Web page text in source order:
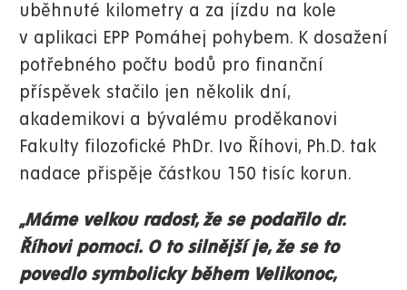
uběhnuté kilometry a za jízdu na kole
v aplikaci EPP Pomáhej pohybem. K dosažení
potřebného počtu bodů pro finanční
příspěvek stačilo jen několik dní,
akademikovi a bývalému proděkanovi
Fakulty filozofické PhDr. Ivo Říhovi, Ph.D. tak
nadace přispěje částkou 150 tisíc korun.
„Máme velkou radost, že se podařilo dr.
Říhovi pomoci. O to silnější je, že se to
povedlo symbolicky během Velikonoc,